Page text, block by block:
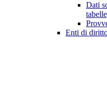
Dati
Enti di